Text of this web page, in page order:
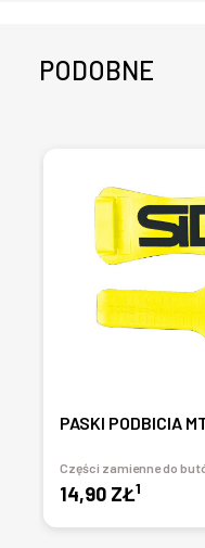
PODOBNE
PASKI PODBICIA
Części zamienne do
14,90 ZŁ1